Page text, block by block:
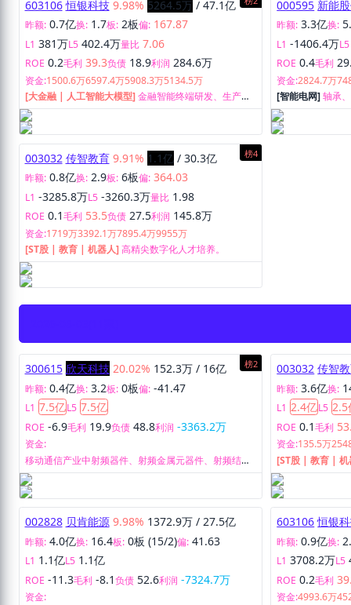
603106 恒银科技 9.98% 5264.5万 / 47.1亿
昨额: 0.7亿换: 1.7板: 2板偏: 167.87
L1 381万L5 402.4万量比 7.06
ROE 0.2毛利 39.3负债 18.9利润 284.6万
资金:1500.6万6597.4万5908.3万5134.5万
[大金融 | 人工智能大模型]金融智能终端研发、生产、
销售及服务。
000595 新能
昨额: 3.3亿换:
L1 -1406.4万L5
ROE 0.4毛利
资金:2824.7万
[智能电网]轴承
榜4
003032 传智教育 9.91% 1.1亿 / 30.3亿
昨额: 0.8亿换: 2.9板: 6板偏: 364.03
L1 -3285.8万L5 -3260.3万量比 1.98
ROE 0.1毛利 53.5负债 27.5利润 145.8万
资金:1719万3392.1万7895.4万9955万
[ST股 | 教育 | 机器人]高精尖数字化人才培养。
榜2
300615 欣天科技 20.02% 152.3万 / 16亿
昨额: 0.4亿换: 3.2板: 0板偏: -41.47
L1 7.5亿L5 7.5亿
ROE -6.9毛利 19.9负债 48.8利润 -3363.2万
资金:
移动通信产业中射频器件、射频金属元器件、射频结构
件研发、生产和销售。
003032 传智
昨额: 3.6亿换:
L1 2.4亿L5 2.5
ROE 0.1毛利
资金:135.5万
[ST股 | 教育 |
002828 贝肯能源 9.98% 1372.9万 / 27.5亿
昨额: 4.0亿换: 16.4板: 0板 (15/2)偏: 41.63
L1 1.1亿L5 1.1亿
ROE -11.3毛利 -8.1负债 52.6利润 -7324.7万
资金:
603106 恒银
昨额: 0.9亿换:
L1 3708.2万L5
ROE 0.2毛利
资金:4993.6万